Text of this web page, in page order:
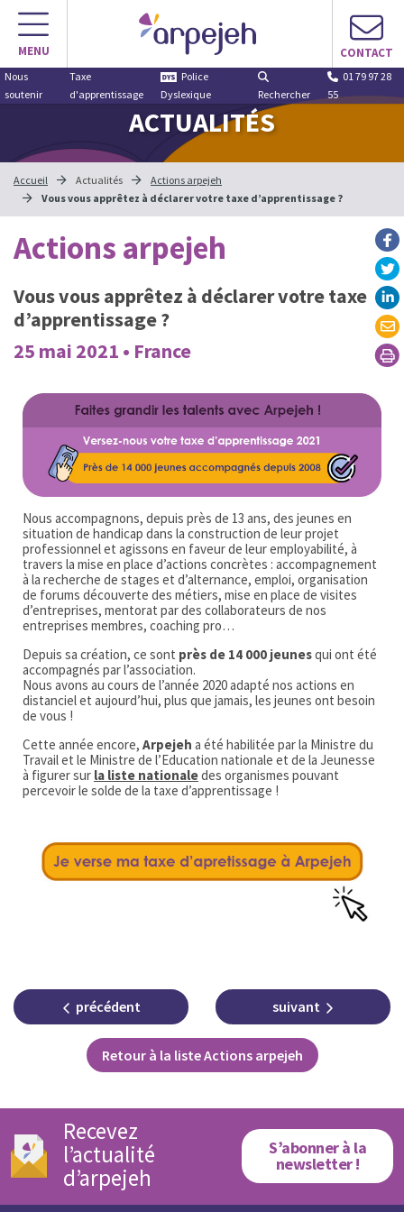
MENU CONTACT
Nous
soutenir
Taxe
d'apprentissage
Police
Dyslexique
Rechercher
01 79 97 28
55
ACTUALITÉS
Accueil Actualités
Actions arpejeh
Vous vous apprêtez à déclarer votre taxe d’apprentissage ?
Actions arpejeh
Vous vous apprêtez à déclarer votre taxe
d’apprentissage ?
25 mai 2021 • France
Nous accompagnons, depuis près de 13 ans, des jeunes en
situation de handicap dans la construction de leur projet
professionnel et agissons en faveur de leur employabilité, à
travers la mise en place d’actions concrètes : accompagnement
à la recherche de stages et d’alternance, emploi, organisation
de forums découverte des métiers, mise en place de visites
d’entreprises, mentorat par des collaborateurs de nos
entreprises membres, coaching pro…
Depuis sa création, ce sont près de 14 000 jeunesqui ont été
accompagnés par l’association.
Nous avons au cours de l’année 2020 adapté nos actions en
distanciel et aujourd’hui, plus que jamais, les jeunes ont besoin
de vous !
Cette année encore, Arpejeh a été habilitée par la Ministre du
Travail et le Ministre de l’Education nationale et de la Jeunesse
à figurer sur la liste nationaledes organismes pouvant
percevoir le solde de la taxe d’apprentissage !
précédent
Retour à la liste Actions arpejeh
suivant
Recevez
l’actualité
d’arpejeh
S’abonner à la
newsletter !